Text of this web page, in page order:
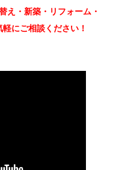
え・新築・リフォーム・
にご相談ください！